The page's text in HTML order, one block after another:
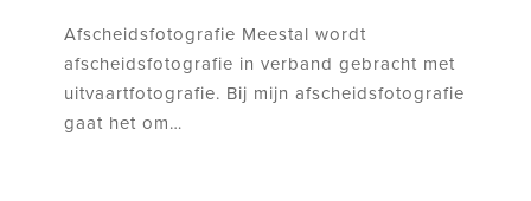
Afscheidsfotografie Meestal wordt
afscheidsfotografie in verband gebracht met
uitvaartfotografie. Bij mijn afscheidsfotografie
gaat het om…